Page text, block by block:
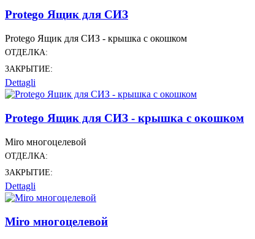
Protego Ящик для СИЗ
Protego Ящик для СИЗ - крышка с окошком
ОТДЕЛКА:
ЗАКРЫТИЕ:
Dettagli
Protego Ящик для СИЗ - крышка с окошком
Miro многоцелевой
ОТДЕЛКА:
ЗАКРЫТИЕ:
Dettagli
Miro многоцелевой